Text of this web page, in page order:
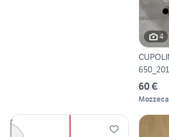
4
60 €